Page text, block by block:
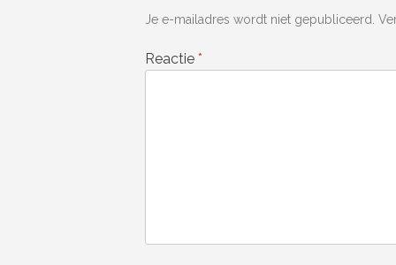
Je e-mailadres wordt niet gepubliceerd.
Reactie *